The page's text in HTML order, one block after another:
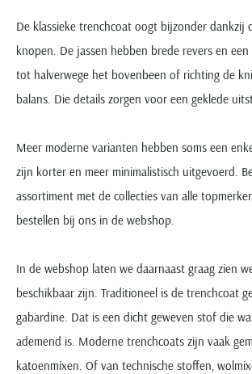
De klassieke trenchcoat oogt bijzonder dankzij
knopen. De jassen hebben brede revers en
tot halverwege het bovenbeen of richting de
balans. Die details zorgen voor een geklede
Meer moderne varianten hebben soms een
zijn korter en meer minimalistisch uitgevoerd.
assortiment met de collecties van alle
bestellen bij ons in de webshop.
In de webshop laten we daarnaast graag zien
beschikbaar zijn. Traditioneel is de trenchcoat
gabardine. Dat is een dicht geweven stof die
ademend is. Moderne trenchcoats zijn vaak
katoenmixen. Of van technische stoffen,